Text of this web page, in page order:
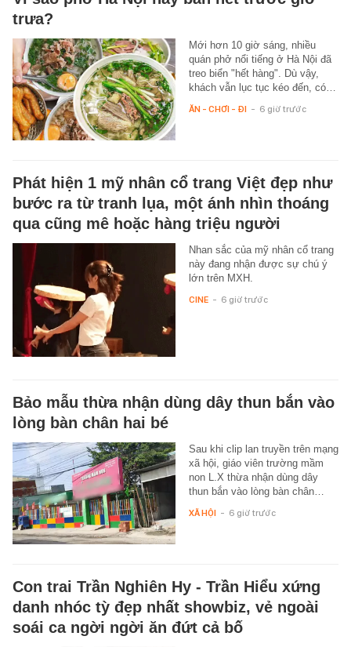
trưa?
Mới hơn 10 giờ sáng, nhiều
quán phở nổi tiếng ở Hà Nội đã
treo biển "hết hàng". Dù vậy,
khách vẫn lục tục kéo đến, có…
ĂN - CHƠI - ĐI - 6 giờ trước
Phát hiện 1 mỹ nhân cổ trang Việt đẹp như
bước ra từ tranh lụa, một ánh nhìn thoáng
qua cũng mê hoặc hàng triệu người
Nhan sắc của mỹ nhân cổ trang
này đang nhận được sự chú ý
lớn trên MXH.
CINE - 6 giờ trước
Bảo mẫu thừa nhận dùng dây thun bắn vào
lòng bàn chân hai bé
Sau khi clip lan truyền trên mạng
xã hội, giáo viên trường mầm
non L.X thừa nhận dùng dây
thun bắn vào lòng bàn chân…
XÃ HỘI - 6 giờ trước
Con trai Trần Nghiên Hy - Trần Hiểu xứng
danh nhóc tỳ đẹp nhất showbiz, vẻ ngoài
soái ca ngời ngời ăn đứt cả bố